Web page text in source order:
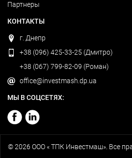
Партнеры
КОНТАКТЫ
г. Днепр
+38 (096) 425-33-25 (Дмитро)
+38 (067) 799-82-09 (Роман)
office@investmash.dp.ua
МЫ В СОЦСЕТЯХ:
© 2026 ООО « ТПК Инвестмаш». Все